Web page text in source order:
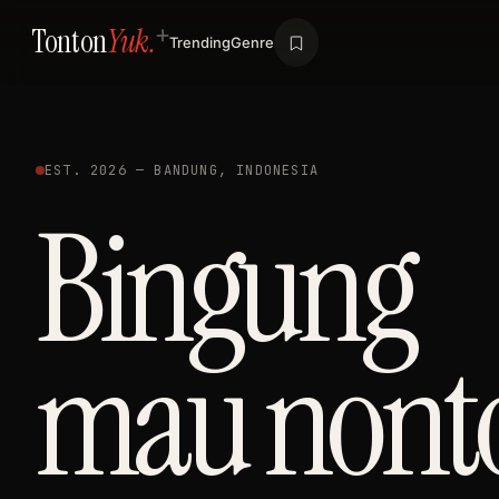
TontonYuk. TrendingGenre
EST. 2026 — BANDUNG, INDONESIA
Bingung
mau